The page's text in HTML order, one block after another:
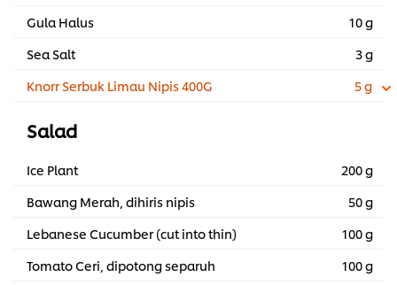
Gula Halus
10 g
Sea Salt
3 g
Knorr Serbuk Limau Nipis 400G
5 g
Salad
Ice Plant
200 g
Bawang Merah, dihiris nipis
50 g
Lebanese Cucumber (cut into thin)
100 g
Tomato Ceri, dipotong separuh
100 g